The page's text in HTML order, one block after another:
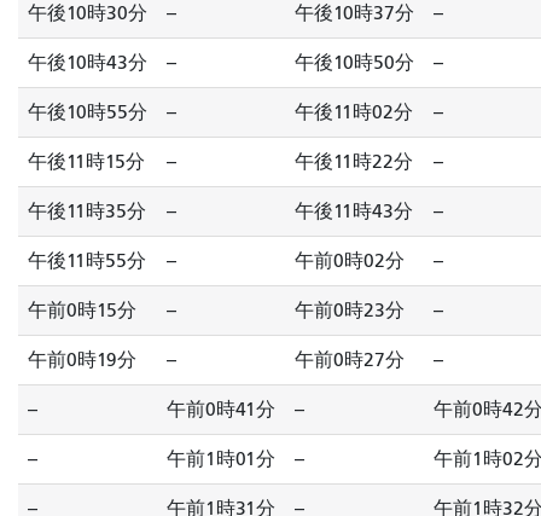
午後10時30分 -- 午後10時37分 --
午後10時43分 -- 午後10時50分 --
午後10時55分 -- 午後11時02分 --
午後11時15分 -- 午後11時22分 --
午後11時35分 -- 午後11時43分 --
午後11時55分 -- 午前0時02分 --
午前0時15分 -- 午前0時23分 --
午前0時19分 -- 午前0時27分 --
-- 午前0時41分 -- 午前0時42
-- 午前1時01分 -- 午前1時02
-- 午前1時31分 -- 午前1時32